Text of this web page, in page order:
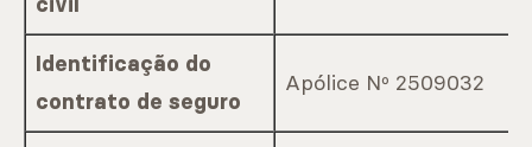
Identificação do
contrato de seguro
Apólice Nº 2509032